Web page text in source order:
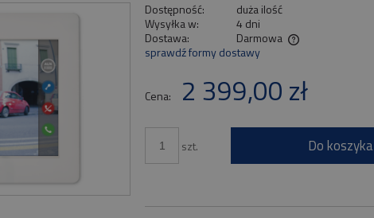
Dostępność:
duża ilość
Wysyłka w:
4 dni
Dostawa:
Darmowa
sprawdź formy dostawy
Cena: 2 399,00 zł
szt. Do koszyka